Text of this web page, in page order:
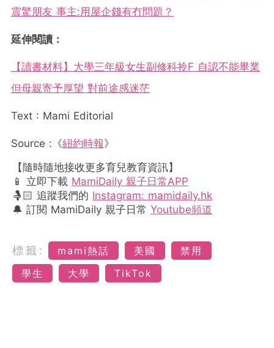
震驚朋友 事主:用屋企錢有冇問題？
延伸閱讀：
【讀書材料】大學三年級女生副修科拎F 自認不能畢業
但母親寄予厚望 對前途感迷茫
Text : Mami Editorial
Source :《紐約時報》
【隨時隨地接收更多育兒教育資訊】
📱 立即下載 MamiDaily 親子日常APP
🤱🏻 追蹤我們的 Instagram: mamidaily.hk
🔔 訂閱 MamiDaily 親子日常 Youtube頻道
標籤: mami熱話 美國
禁用
學生
大學 TikTok